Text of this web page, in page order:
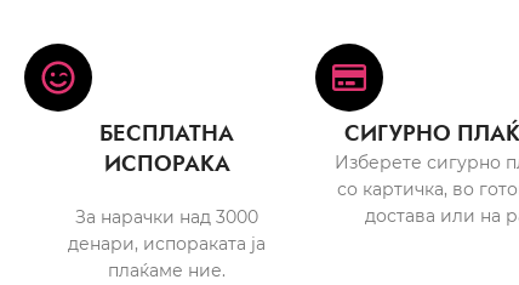
БЕСПЛАТНА
ИСПОРАКА
За нарачки над 3000
денари, испораката ја
плаќаме ние.
СИГУРНО
Изберете сигурно
со картичка, во
достава или на